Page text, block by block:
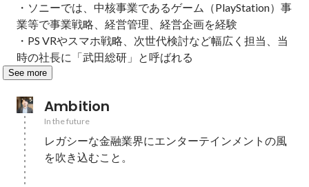
・ソニーでは、中核事業であるゲーム（PlayStation）事
業等で事業戦略、経営管理、経営企画を経験
・PS VRやスマホ戦略、次世代検討など幅広く担当、当
時の社長に「武田総研」と呼ばれる
See more
Ambition
In the future
レガシーな金融業界にエンターテインメントの風
を吹き込むこと。